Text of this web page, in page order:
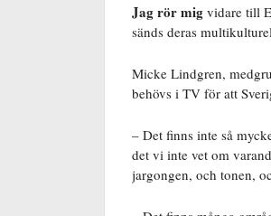
Jag rör mig vidare till
sänds deras
Micke Lindgren,
behövs i TV för att
– Det finns inte så
det vi inte vet om
jargongen, och tonen,